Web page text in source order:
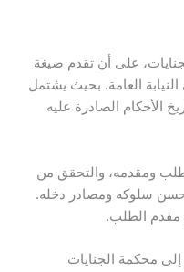
على أن تقدم صيغة
العامة. بحيث يشتمل
الأحكام الصادرة عليه
ومقدمه، والتحقق من
حسن سلوكه ومصادر دخله.
مقدم الطلب.
إلى محكمة الجنايات